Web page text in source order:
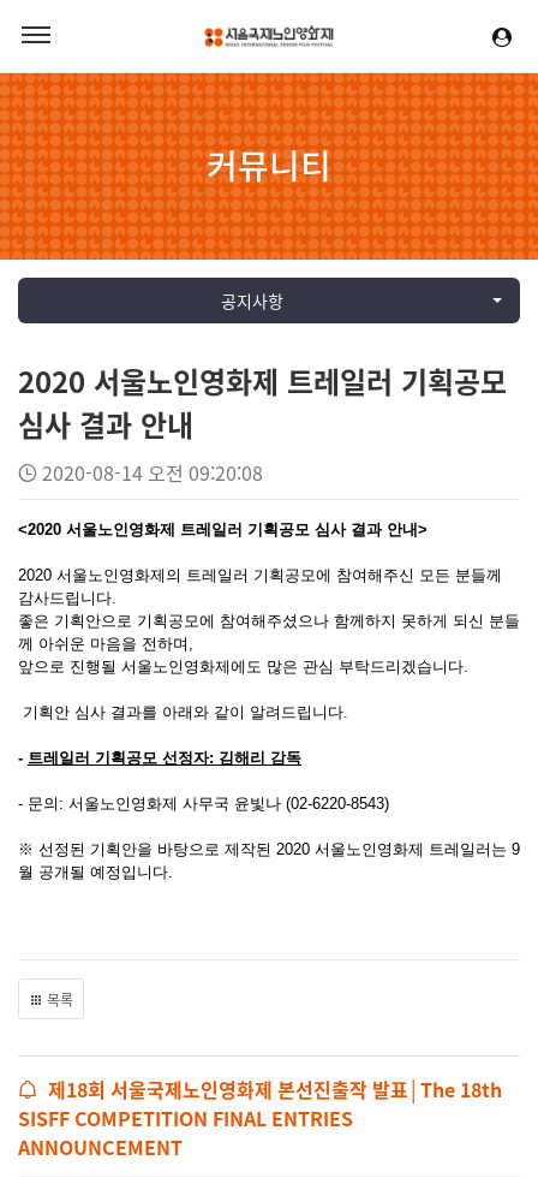
커뮤니티
공지사항
2020 서울노인영화제 트레일러 기획공모
심사 결과 안내
2020-08-14 오전 09:20:08
<2020 서울노인영화제 트레일러 기획공모 심사 결과 안내>
2020 서울노인영화제의 트레일러 기획공모에 참여해주신 모든 분들께
감사드립니다.
좋은 기획안으로 기획공모에 참여해주셨으나 함께하지 못하게 되신 분들
께 아쉬운 마음을 전하며,
앞으로 진행될 서울노인영화제에도 많은 관심 부탁드리겠습니다.
기획안 심사 결과를 아래와 같이 알려드립니다.
- 트레일러 기획공모 선정자: 김해리 감독
- 문의: 서울노인영화제 사무국 윤빛나 (02-6220-8543)
※ 선정된 기획안을 바탕으로 제작된 2020 서울노인영화제 트레일러는 9
월 공개될 예정입니다.
목록
제18회 서울국제노인영화제 본선진출작 발표│The 18th
SISFF COMPETITION FINAL ENTRIES
ANNOUNCEMENT